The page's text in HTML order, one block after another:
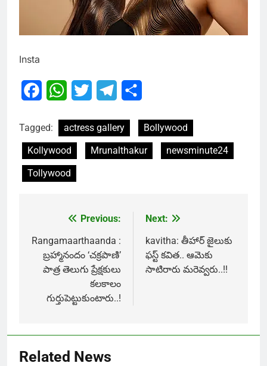
Insta
FacebookWhatsApp
Twitter Telegram
Tagged: actress gallery
Bollywood
Kollywood
Mrunalthakur
newsminute24
Tollywood
navigation
Previous:
Rangamaarthaanda :
బ్రహ్మానందం ‘చక్రపాణి’
పాత్ర తెలుగు ప్రేక్షకులు
కలకాలం
గుర్తుపెట్టుకుంటారు..!
Next:
kavitha: తీహార్ జైలుకు
ఫస్ట్ కవిత.. ఆమెకు
సాటిరారు మరెవ్వరు..!!
Related News